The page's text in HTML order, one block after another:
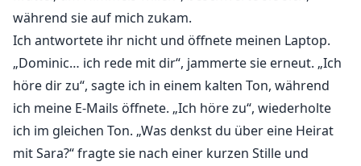
während sie auf mich zukam.
Ich antwortete ihr nicht und öffnete meinen Laptop.
„Dominic… ich rede mit dir“, jammerte sie erneut. „Ich
höre dir zu“, sagte ich in einem kalten Ton, während
ich meine E-Mails öffnete. „Ich höre zu“, wiederholte
ich im gleichen Ton. „Was denkst du über eine Heirat
mit Sara?“ fragte sie nach einer kurzen Stille und